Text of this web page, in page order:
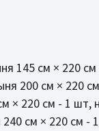
145 см × 220
200 см × 220
× 220 см - 1 шт,
см × 220 см -